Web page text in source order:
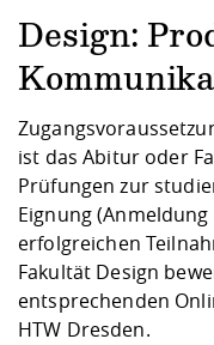
Design:
ist das Abitur oder
Prüfungen zur
Eignung (Anmeldung
erfolgreichen
Fakultät Design
entsprechenden
HTW Dresden.